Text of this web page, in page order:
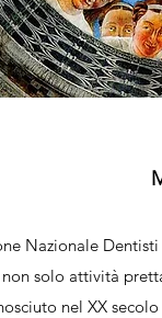
Nazionale
solo attività
nel XX